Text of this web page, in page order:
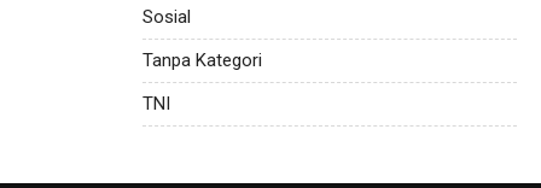
Sosial
Tanpa Kategori
TNI